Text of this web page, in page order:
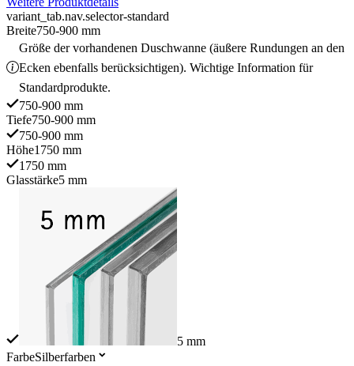
variant_tab.nav.selector-standard
Breite750-900 mm
Größe der vorhandenen Duschwanne (äußere Rundungen an den
Ecken ebenfalls berücksichtigen). Wichtige Information für
Standardprodukte.
750-900 mm
Tiefe750-900 mm
750-900 mm
Höhe1750 mm
1750 mm
Glasstärke5 mm
5 mm
FarbeSilberfarben